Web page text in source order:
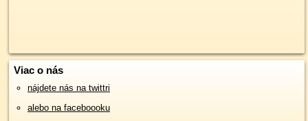
Viac o nás
nájdete nás na twittri
alebo na faceboooku